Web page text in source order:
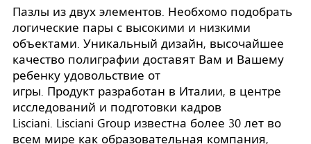
Пазлы из двух элементов. Необхомо подобрать
логические пары с высокими и низкими
объектами. Уникальный дизайн, высочайшее
качество полиграфии доставят Вам и Вашему
ребенку удовольствие от
игры. Продукт разработан в Италии, в центре
исследований и подготовки кадров
Lisciani. Lisciani Group известна более 30 лет во
всем мире как образовательная компания,